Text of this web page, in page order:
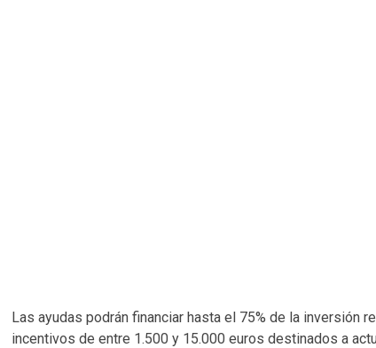
Las ayudas podrán financiar hasta el 75% de la inversión
incentivos de entre 1.500 y 15.000 euros destinados a